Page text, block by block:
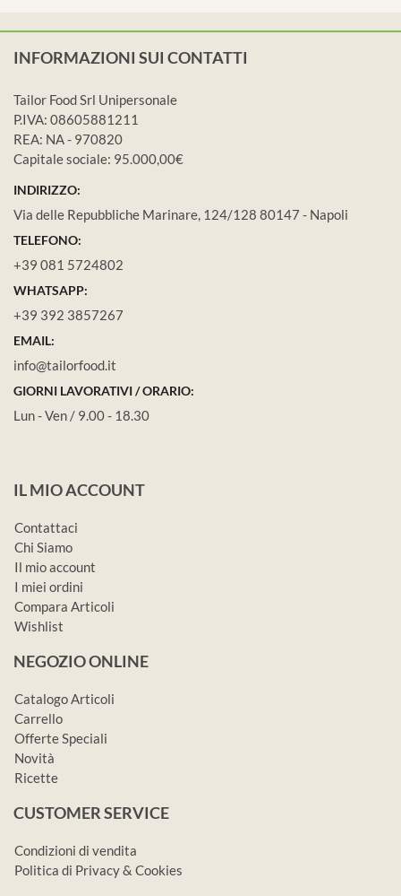
INFORMAZIONI SUI CONTATTI
Tailor Food Srl Unipersonale
P.IVA: 08605881211
REA: NA - 970820
Capitale sociale: 95.000,00€
INDIRIZZO:
Via delle Repubbliche Marinare, 124/128 80147 - Napoli
TELEFONO:
+39 081 5724802
WHATSAPP:
+39 392 3857267
EMAIL:
info@tailorfood.it
GIORNI LAVORATIVI / ORARIO:
Lun - Ven / 9.00 - 18.30
IL MIO ACCOUNT
Contattaci
Chi Siamo
Il mio account
I miei ordini
Compara Articoli
Wishlist
NEGOZIO ONLINE
Catalogo Articoli
Carrello
Offerte Speciali
Novità
Ricette
CUSTOMER SERVICE
Condizioni di vendita
Politica di Privacy & Cookies